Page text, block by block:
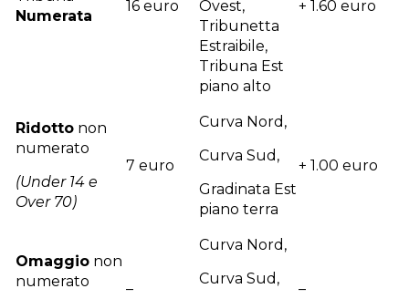
Numerata
16 euro
Ovest,
Tribunetta
Estraibile,
Tribuna Est
piano alto
+ 1.60 euro
Ridotto non
numerato
(Under 14 e
Over 70)
7 euro
Curva Nord,
Curva Sud,
Gradinata Est
piano terra
+ 1.00 euro
Omaggio non
numerato
–
Curva Nord,
Curva Sud,
–